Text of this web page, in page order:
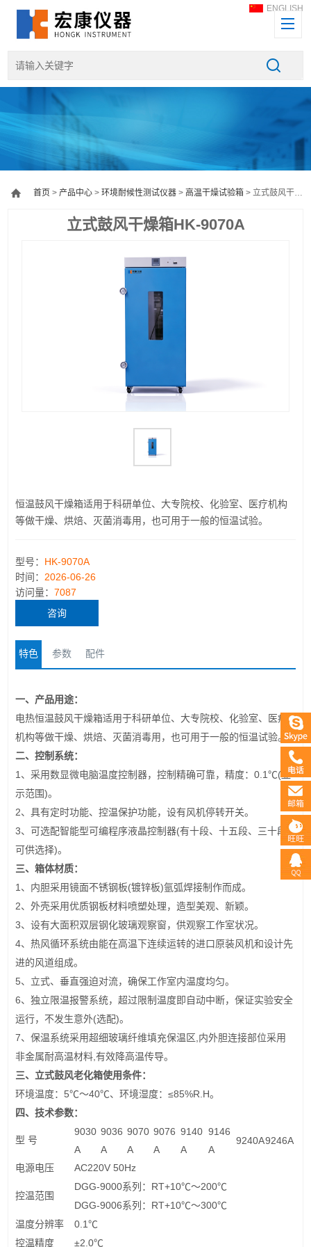
ENGLISH
首页 >产品中心 >环境耐候性测试仪器 > 高温干燥试验箱 > 立式鼓风干燥箱HK-9070A
立式鼓风干燥箱HK-9070A
恒温鼓风干燥箱适用于科研单位、大专院校、化验室、医疗机构
等做干燥、烘焙、灭菌消毒用，也可用于一般的恒温试验。
型号： HK-9070A
时间： 2026-06-26
访问量：7087
咨询
特色 参数 配件
一、产品用途：
电热恒温鼓风干燥箱适用于科研单位、大专院校、化验室、医疗
机构等做干燥、烘焙、灭菌消毒用，也可用于一般的恒温试验。
二、控制系统：
1 、采用数显微电脑温度控制器，控制精确可靠，精度：0.1℃(显
示范围)。
2、具有定时功能、控温保护功能，设有风机停转开关。
3、可选配智能型可编程序液晶控制器(有十段、十五段、三十段
可供选择)。
三、箱体材质：
1 、内胆采用镜面不锈钢板(镀锌板)氩弧焊接制作而成。
2、外壳采用优质钢板材料喷塑处理，造型美观、新颖。
3、设有大面积双层钢化玻璃观察窗，供观察工作室状况。
4、热风循环系统由能在高温下连续运转的进口原装风机和设计先
进的风道组成。
5、立式、垂直强迫对流，确保工作室内温度均匀。
6、独立限温报警系统，超过限制温度即自动中断，保证实验安全
运行，不发生意外(选配)。
7、保温系统采用超细玻璃纤维填充保温区 内外胆连接部位采用
非金属耐高温材料 ,有效降高温传导。
三、立式鼓风老化箱使用条件：
环境温度：5℃～40℃、环境湿度：≤85%R.H。
四、技术参数：
型 号
9030
A
9036
A
9070
A
9076
A
9140
A
9146
A
9240A9246A
电源电压 AC220V 50Hz
控温范围
DGG-9000系列： RT+10℃～200℃
DGG-9006系列： RT+10℃～300℃
温度分辨率
0.1℃
控温精度
±2.0℃